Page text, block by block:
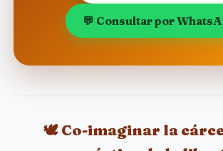
💬 Consultar por
🕊️ Co-imaginar la